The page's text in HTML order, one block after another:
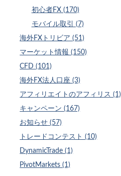
初心者FX (170)
モバイル取引 (7)
海外FXトリビア (51)
マーケット情報 (150)
CFD (101)
海外FX法人口座 (3)
アフィリエイトのアフィリス (1)
キャンペーン (167)
お知らせ (57)
トレードコンテスト (10)
DynamicTrade (1)
PivotMarkets (1)